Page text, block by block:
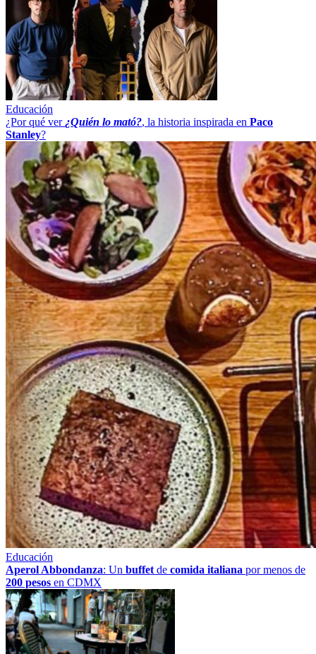
Educación
¿Por qué ver ¿Quién lo mató?, la historia inspirada en Paco
Stanley?
Educación
Aperol Abbondanza: Un buffet de comida italiana por menos de
200 pesos en CDMX